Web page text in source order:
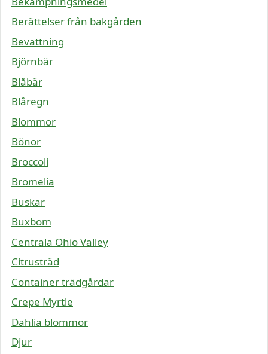
Berättelser från bakgården
Bevattning
Björnbär
Blåbär
Blåregn
Blommor
Bönor
Broccoli
Bromelia
Buskar
Buxbom
Centrala Ohio Valley
Citrusträd
Container trädgårdar
Crepe Myrtle
Dahlia blommor
Djur